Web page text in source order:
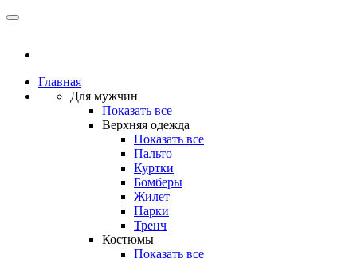
Главная
Для мужчин
Показать все
Верхняя одежда
Показать все
Пальто
Куртки
Бомберы
Жилет
Парки
Тренч
Костюмы
Показать все